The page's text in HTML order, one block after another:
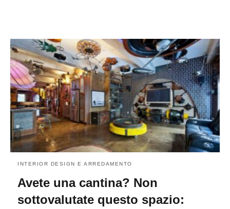
INTERIOR DESIGN E ARREDAMENTO
Avete una cantina? Non
sottovalutate questo spazio: